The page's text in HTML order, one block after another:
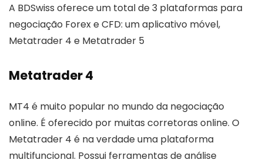
A BDSwiss oferece um total de 3 plataformas para
negociação Forex e CFD: um aplicativo móvel,
Metatrader 4 e Metatrader 5
Metatrader 4
MT4 é muito popular no mundo da negociação
online. É oferecido por muitas corretoras online. O
Metatrader 4 é na verdade uma plataforma
multifuncional. Possui ferramentas de análise